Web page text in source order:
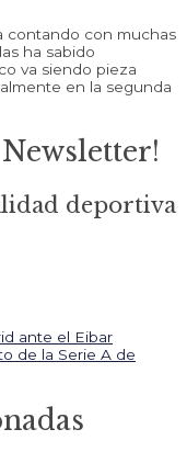
contando con muchas
ha sabido
va siendo pieza
en la segunda
deportiva
ante el Eibar
de la Serie A de